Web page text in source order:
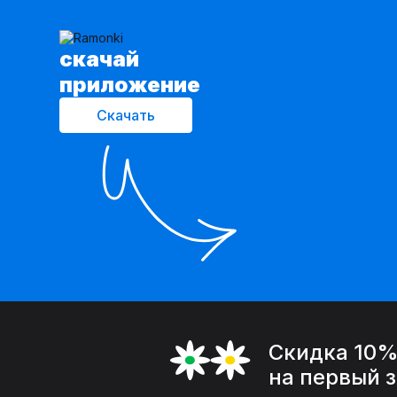
cкачай
приложение
Скачать
Скидка 10%
на первый